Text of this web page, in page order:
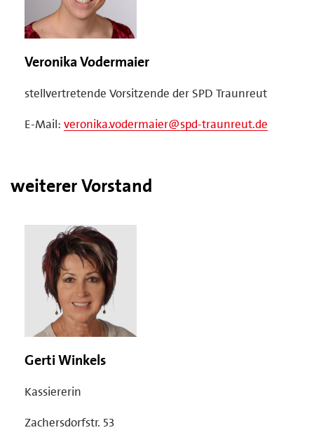
Veronika Vodermaier
stellvertretende Vorsitzende der SPD Traunreut
E-Mail: veronika.vodermaier@spd-traunreut.de
weiterer Vorstand
Gerti Winkels
Kassiererin
Zachersdorfstr. 53